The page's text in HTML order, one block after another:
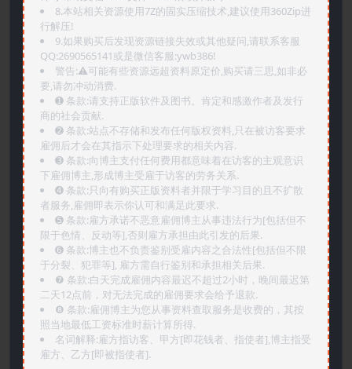
8.本站相关资源使用7Z的固实压缩技术,建议使用360Zip进
行解压!
9.如果购买后发现资源链接失效或其他疑问,请联系客服
QQ:2690565141或是微信客服:ywb386!
警告:⚠️可能有些资源远超资料原定价,购买请三思,如非必
要,请勿冲动消费.
➊️ 条款:请支持正版软件及图书。肯定和感激作者及发行
商的社会贡献.
➋️ 条款:站点不存储和发布任何版权资料,只在被访客要求
雇佣后才会在其指示下处理要求的相关内容.
➌️ 条款:向博主支付任何费用都意味着在访客的主观意识
下雇佣博主,形成博主受雇于访客的劳务关系.
➍️ 条款:只向有购买正版资料者并限于学习目的且不扩散
者服务,雇佣即表示你认可和满足此要求.
➎ 条款:雇方承诺不恶意雇佣博主从事违法行为[包括但不
限于色情、反动等],否则雇方承担由此引发的后果.
➏️ 条款:博主也不负责鉴别受雇内容之合法性[包括但不限
于分裂、犯罪等], 雇方需自行鉴别和承担相关后果.
❼ 条款:白天完成雇佣内容最迟不超过2小时，晚间最迟第
二天12点前，对无法完成的雇佣要求会给予退款.
❽ 条款:雇佣博主为您从事资料查取服务是收费的，其按
照当地最低工资标准时薪计算所得.
名词解释:雇方指访客、甲方[即花钱者、指使者],博主指受
雇方、乙方[即被指使者].